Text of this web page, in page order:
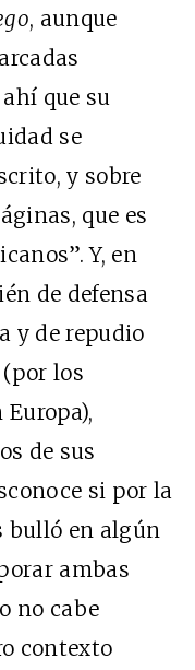
, aunque
que su
se
y sobre
que es
Y, en
de defensa
y de repudio
los
de sus
si por la
bulló en algún
ambas
no cabe
contexto